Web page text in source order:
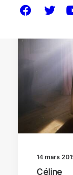
14 mars
Céline